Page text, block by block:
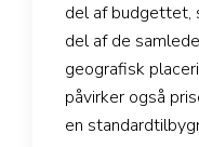
del af budgettet,
del af de
geografisk
påvirker også
en